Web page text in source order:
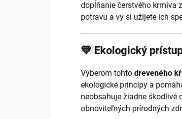
dopĺňanie čerstvého krmiva
potravu a vy si užijete ich
💚 Ekologický
Výberom tohto dreveného
ekologické princípy a
neobsahuje žiadne škodlivé
obnoviteľných prírodných